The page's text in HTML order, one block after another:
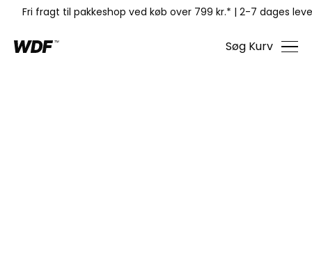
Fri fragt til pakkeshop ved køb over 799 kr.* | 2-7 dages
Søg Kurv